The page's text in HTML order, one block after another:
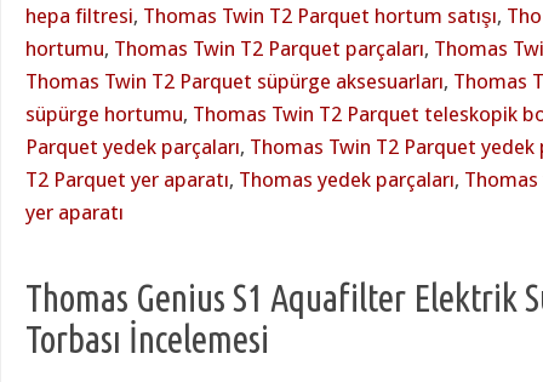
hepa filtresi, Thomas Twin T2 Parquet hortum satışı,
hortumu, Thomas Twin T2 Parquet parçaları, Thomas
Thomas Twin T2 Parquet süpürge aksesuarları, Thomas
süpürge hortumu, Thomas Twin T2 Parquet teleskopik
Parquet yedek parçaları, Thomas Twin T2 Parquet yedek
T2 Parquet yer aparatı, Thomas yedek parçaları, Thomas
yer aparatı
Thomas Genius S1 Aquafilter Elektrik
Torbası İncelemesi